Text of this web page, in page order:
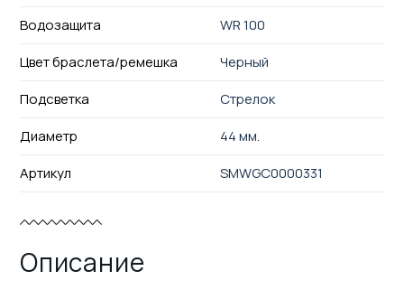
Водозащита
WR 100
Цвет браслета/ремешка
Черный
Подсветка
Стрелок
Диаметр
44 мм.
Артикул
SMWGC0000331
Описание